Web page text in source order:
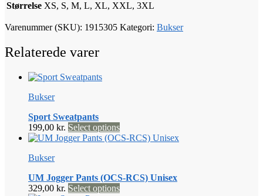
Størrelse XS, S, M, L, XL, XXL, 3XL
Varenummer (SKU): 1915305 Kategori: Bukser
Relaterede varer
Bukser
Sport Sweatpants
199,00 kr. Select optionsDette
vare
Mulighederne
kan
Bukser
UM Jogger Pants (OCS-RCS) Unisex
329,00 kr. Select optionsDette